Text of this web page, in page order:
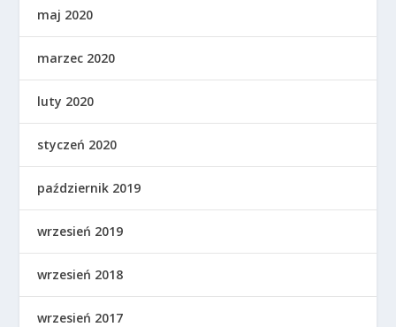
maj 2020
marzec 2020
luty 2020
styczeń 2020
październik 2019
wrzesień 2019
wrzesień 2018
wrzesień 2017